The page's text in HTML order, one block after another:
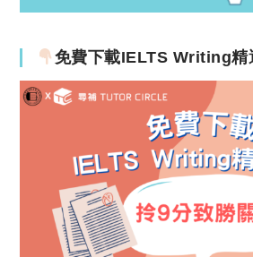
免費下載IELTS Writing精